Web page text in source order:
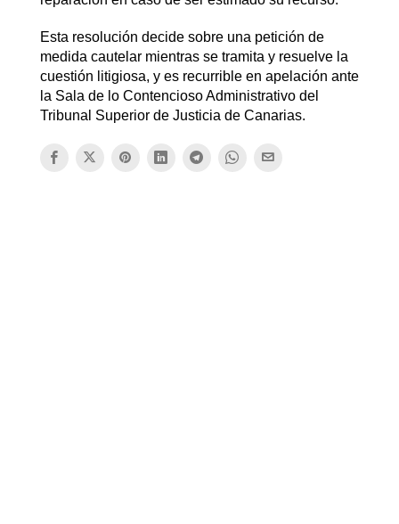
Esta resolución decide sobre una petición de
medida cautelar mientras se tramita y resuelve la
cuestión litigiosa, y es recurrible en apelación ante
la Sala de lo Contencioso Administrativo del
Tribunal Superior de Justicia de Canarias.